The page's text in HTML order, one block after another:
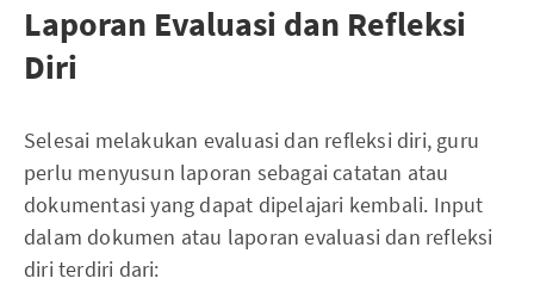
Laporan Evaluasi dan Refleksi
Diri
Selesai melakukan evaluasi dan refleksi diri, guru
perlu menyusun laporan sebagai catatan atau
dokumentasi yang dapat dipelajari kembali. Input
dalam dokumen atau laporan evaluasi dan refleksi
diri terdiri dari: